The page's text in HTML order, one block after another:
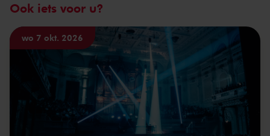
Ook iets voor u?
wo 7 okt. 2026